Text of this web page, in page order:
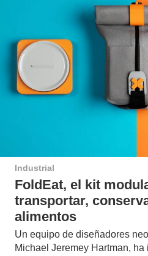
Industrial
FoldEat, el kit
transportar,
alimentos
Un equipo de diseñadores
Michael Jeremey Hartman,